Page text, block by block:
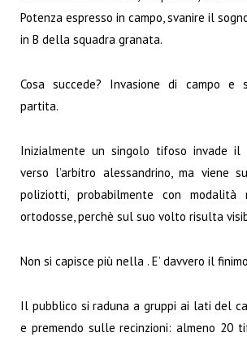
Potenza espresso in campo, svanire il
in B della squadra granata.
Cosa succede? Invasione di campo e
partita.
Inizialmente un singolo tifoso invade il
verso l’arbitro alessandrino, ma viene
poliziotti, probabilmente con modalità
ortodosse, perchè sul suo volto risulta
Non si capisce più nella . E’ davvero il
Il pubblico si raduna a gruppi ai lati del
e premendo sulle recinzioni: almeno 20